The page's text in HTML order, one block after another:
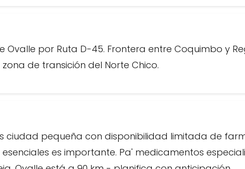
Ovalle por Ruta D-45. Frontera entre Coquimbo y
de transición del Norte Chico.
ciudad pequeña con disponibilidad limitada de
es importante. Pa' medicamentos